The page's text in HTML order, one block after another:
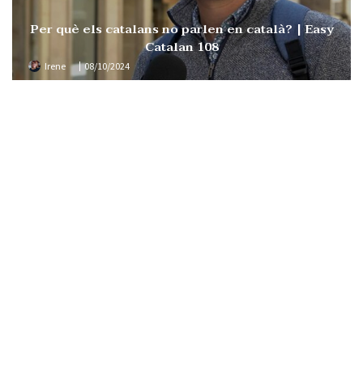
Per què els catalans no parlen en català? | Easy
Catalan 108
Irene 08/10/2024